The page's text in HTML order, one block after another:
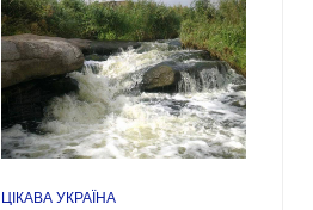
ЦІКАВА УКРАЇНА